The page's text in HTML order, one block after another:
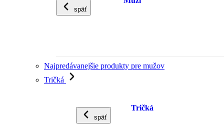
späť
Najpredávanejšie produkty pre mužov
Tričká
späť
Tričká